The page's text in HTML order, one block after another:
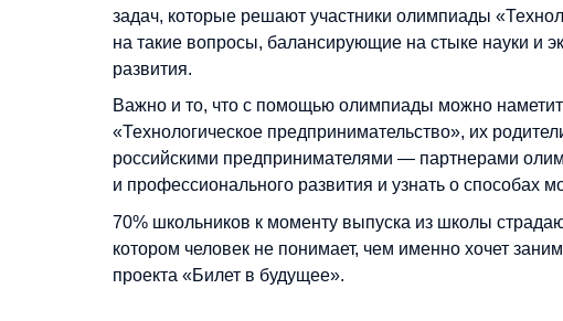
задач, которые решают участники олимпиады
на такие вопросы, балансирующие на стыке науки и
развития.
Важно и то, что с помощью олимпиады можно
«Технологическое предпринимательство», их
российскими предпринимателями — партнерами
и профессионального развития и узнать о способах
70% школьников к моменту выпуска из школы
котором человек не понимает, чем именно хочет
проекта «Билет в будущее».